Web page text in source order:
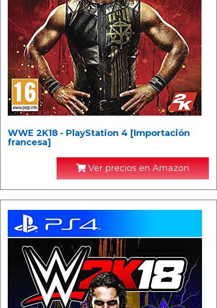
WWE 2K18 - PlayStation 4 [Importación
francesa]
Ver precios en Amazon